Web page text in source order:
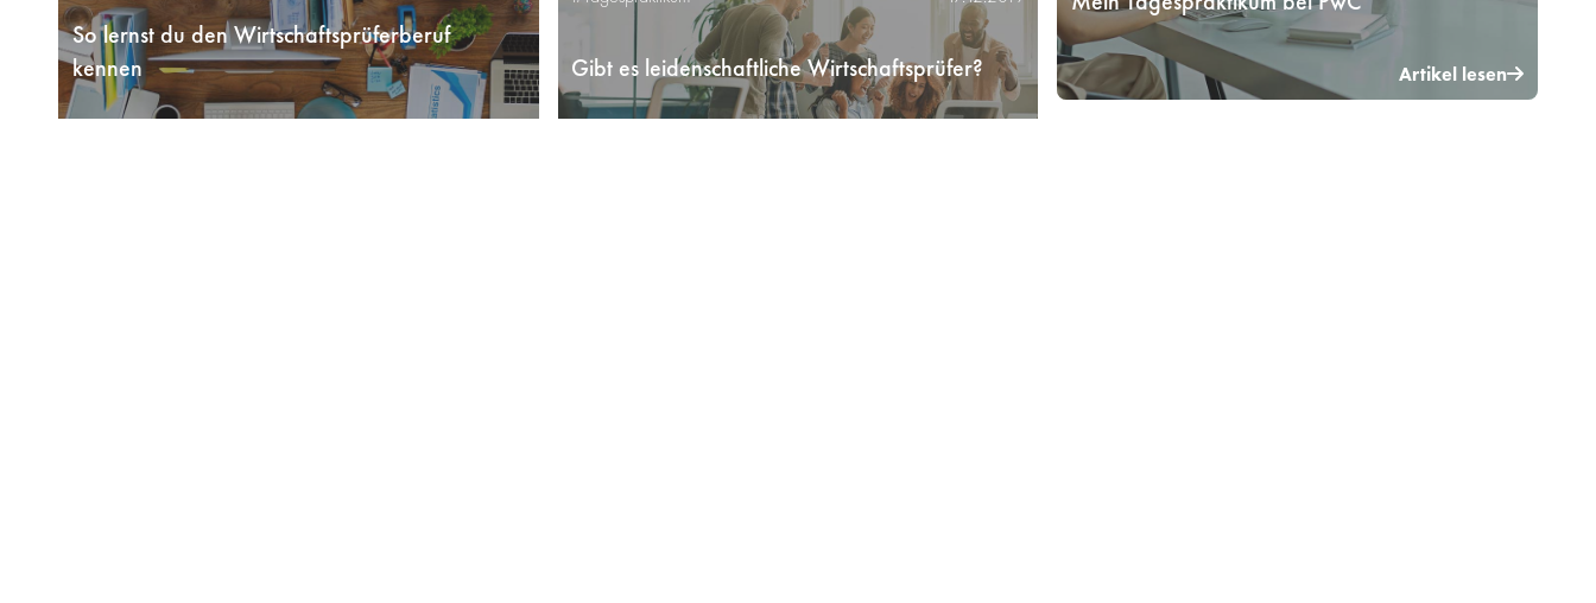
So lernst du den Wirtschaftsprüferberuf
kennen
Gibt es leidenschaftliche Wirtschaftsprüfer? Artikel lesen